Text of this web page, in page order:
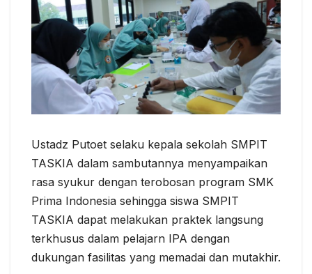
Ustadz Putoet selaku kepala sekolah SMPIT
TASKIA dalam sambutannya menyampaikan
rasa syukur dengan terobosan program SMK
Prima Indonesia sehingga siswa SMPIT
TASKIA dapat melakukan praktek langsung
terkhusus dalam pelajarn IPA dengan
dukungan fasilitas yang memadai dan mutakhir.